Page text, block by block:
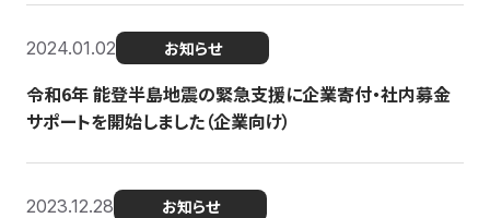
2024.01.02 お知らせ
令和6年 能登半島地震の緊急支援に企業寄付・社内募金
サポートを開始しました（企業向け）
2023.12.28 お知らせ